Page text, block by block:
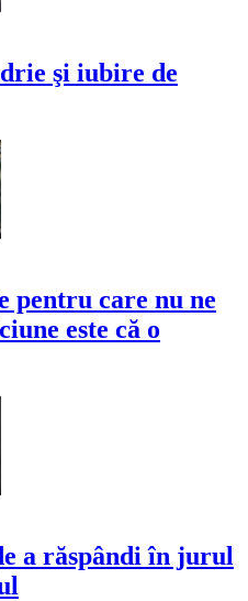
şi iubire de
pentru care nu ne
este că o
a răspândi în jurul